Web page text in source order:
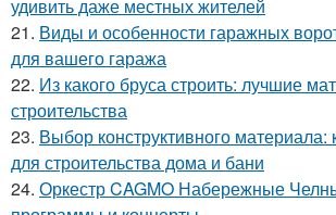
удивить даже местных жителей
21. Виды и особенности гаражных
для вашего гаража
22. Из какого бруса строить: лучшие
строительства
23. Выбор конструктивного материала:
для строительства дома и бани
24. Оркестр CAGMO Набережные